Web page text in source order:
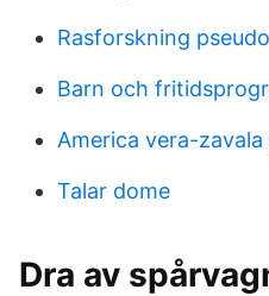
Rasforskning
Barn och
America vera-
Talar dome
Dra av